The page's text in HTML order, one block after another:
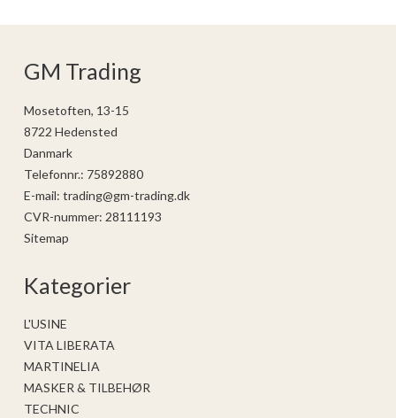
GM Trading
Mosetoften, 13-15
8722 Hedensted
Danmark
Telefonnr.: 75892880
E-mail: trading@gm-trading.dk
CVR-nummer: 28111193
Sitemap
Kategorier
L'USINE
VITA LIBERATA
MARTINELIA
MASKER & TILBEHØR
TECHNIC